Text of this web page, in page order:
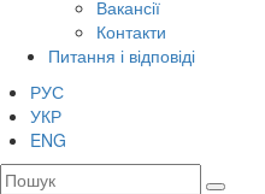
Вакансії
Контакти
Питання і відповіді
РУС
УКР
ENG